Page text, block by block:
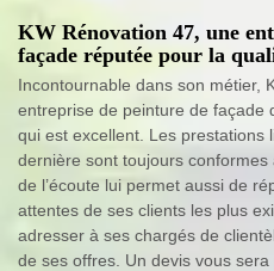
KW Rénovation 47, une
façade réputée pour la
Incontournable dans son métier,
entreprise de peinture de façade
qui est excellent. Les prestations
dernière sont toujours conformes
de l’écoute lui permet aussi de
attentes de ses clients les plus
adresser à ses chargés de
de ses offres. Un devis vous